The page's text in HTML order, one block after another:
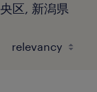
区, 新潟県